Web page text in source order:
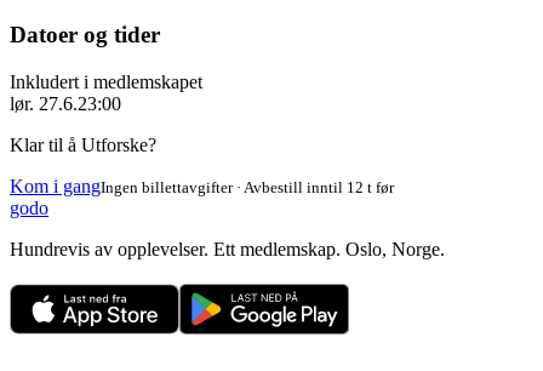
Datoer og tider
Inkludert i medlemskapet
lør. 27.6.23:00
Klar til å Utforske?
Kom i gangIngen billettavgifter · Avbestill inntil 12 t før
godo
Hundrevis av opplevelser. Ett medlemskap. Oslo, Norge.